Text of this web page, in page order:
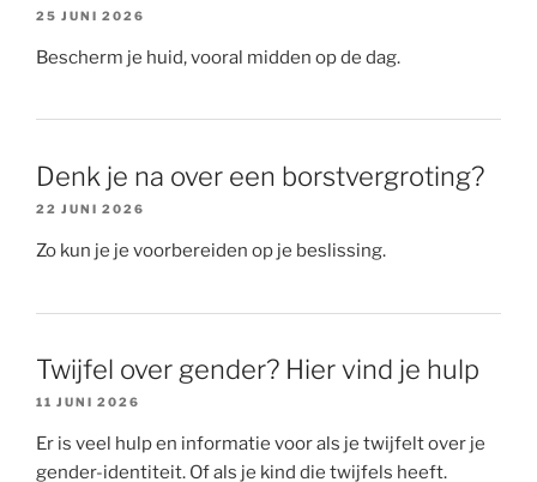
25 JUNI 2026
Bescherm je huid, vooral midden op de dag.
Denk je na over een borstvergroting?
22 JUNI 2026
Zo kun je je voorbereiden op je beslissing.
Twijfel over gender? Hier vind je hulp
11 JUNI 2026
Er is veel hulp en informatie voor als je twijfelt over je
gender-identiteit. Of als je kind die twijfels heeft.